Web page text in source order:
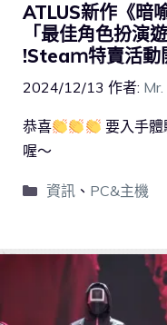
ATLUS新作《暗
「最佳角色扮演
!Steaｍ特賣活動
2024/12/13 作者:
恭喜
要入手
喔～
資訊、 PC&主機